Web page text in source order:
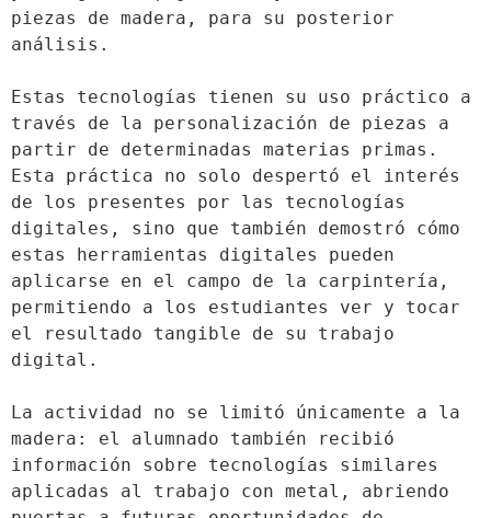
piezas de madera, para su posterior
análisis.
Estas tecnologías tienen su uso práctico a
través de la personalización de piezas a
partir de determinadas materias primas.
Esta práctica no solo despertó el interés
de los presentes por las tecnologías
digitales, sino que también demostró cómo
estas herramientas digitales pueden
aplicarse en el campo de la carpintería,
permitiendo a los estudiantes ver y tocar
el resultado tangible de su trabajo
digital.
La actividad no se limitó únicamente a la
madera: el alumnado también recibió
información sobre tecnologías similares
aplicadas al trabajo con metal, abriendo